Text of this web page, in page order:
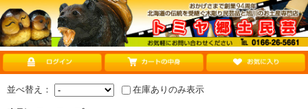
並べ替え： 在庫ありのみ表示